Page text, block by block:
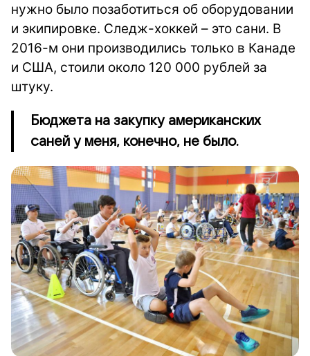
нужно было позаботиться об оборудовании
и экипировке. Следж-хоккей – это сани. В
2016-м они производились только в Канаде
и США, стоили около 120 000 рублей за
штуку.
Бюджета на закупку американских
саней у меня, конечно, не было.